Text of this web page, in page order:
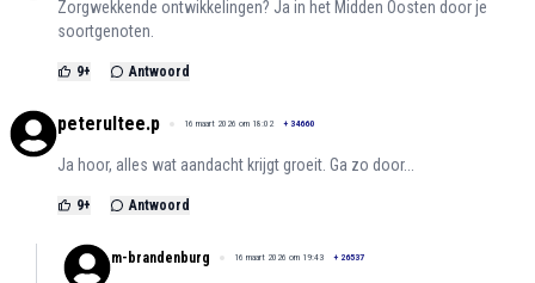
Zorgwekkende ontwikkelingen? Ja in het Midden Oosten door je
soortgenoten.
9+ Antwoord
peterultee.p 16 maart 2026 om 18:02 + 34660
Ja hoor, alles wat aandacht krijgt groeit. Ga zo door...
9+ Antwoord
m-brandenburg 16 maart 2026 om 19:43 + 26537